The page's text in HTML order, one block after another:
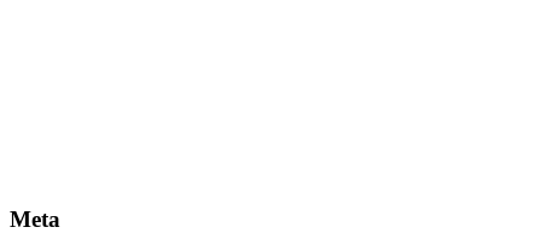
Meta